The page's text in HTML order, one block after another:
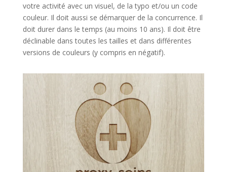
votre activité avec un visuel, de la typo et/ou un code
couleur. Il doit aussi se démarquer de la concurrence. Il
doit durer dans le temps (au moins 10 ans). Il doit être
déclinable dans toutes les tailles et dans différentes
versions de couleurs (y compris en négatif).